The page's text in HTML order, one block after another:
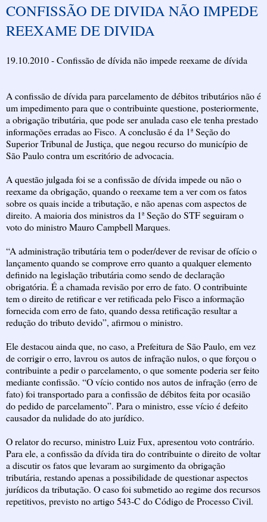
CONFISSÃO DE DIVIDA NÃO IMPEDE
REEXAME DE DIVIDA
19.10.2010 - Confissão de dívida não impede reexame de dívida
A confissão de dívida para parcelamento de débitos tributários não é
um impedimento para que o contribuinte questione, posteriormente,
a obrigação tributária, que pode ser anulada caso ele tenha prestado
informações erradas ao Fisco. A conclusão é da 1ª Seção do
Superior Tribunal de Justiça, que negou recurso do município de
São Paulo contra um escritório de advocacia.
A questão julgada foi se a confissão de dívida impede ou não o
reexame da obrigação, quando o reexame tem a ver com os fatos
sobre os quais incide a tributação, e não apenas com aspectos de
direito. A maioria dos ministros da 1ª Seção do STF seguiram o
voto do ministro Mauro Campbell Marques.
“A administração tributária tem o poder/dever de revisar de ofício o
lançamento quando se comprove erro quanto a qualquer elemento
definido na legislação tributária como sendo de declaração
obrigatória. É a chamada revisão por erro de fato. O contribuinte
tem o direito de retificar e ver retificada pelo Fisco a informação
fornecida com erro de fato, quando dessa retificação resultar a
redução do tributo devido”, afirmou o ministro.
Ele destacou ainda que, no caso, a Prefeitura de São Paulo, em vez
de corrigir o erro, lavrou os autos de infração nulos, o que forçou o
contribuinte a pedir o parcelamento, o que somente poderia ser feito
mediante confissão. “O vício contido nos autos de infração (erro de
fato) foi transportado para a confissão de débitos feita por ocasião
do pedido de parcelamento”. Para o ministro, esse vício é defeito
causador da nulidade do ato jurídico.
O relator do recurso, ministro Luiz Fux, apresentou voto contrário.
Para ele, a confissão da dívida tira do contribuinte o direito de voltar
a discutir os fatos que levaram ao surgimento da obrigação
tributária, restando apenas a possibilidade de questionar aspectos
jurídicos da tributação. O caso foi submetido ao regime dos recursos
repetitivos, previsto no artigo 543-C do Código de Processo Civil.